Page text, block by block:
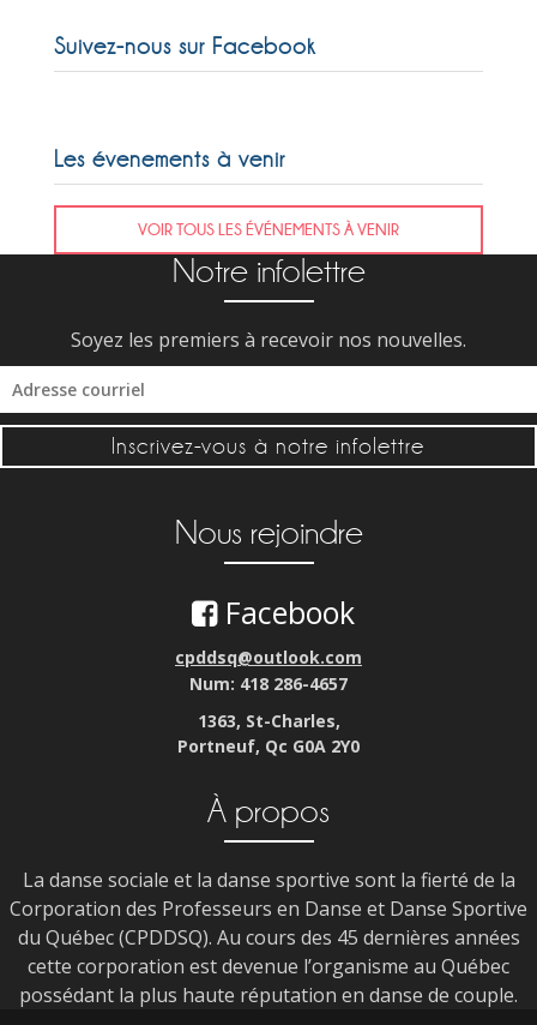
Suivez-nous sur Facebook
Les évenements à venir
VOIR TOUS LES ÉVÉNEMENTS À VENIR
Notre infolettre
Soyez les premiers à recevoir nos nouvelles.
Inscrivez-vous à notre infolettre
Nous rejoindre
Facebook
cpddsq@outlook.com
Num: 418 286-4657
1363, St-Charles,
Portneuf, Qc G0A 2Y0
À propos
La danse sociale et la danse sportive sont la fierté de la
Corporation des Professeurs en Danse et Danse Sportive
du Québec (CPDDSQ). Au cours des 45 dernières années
cette corporation est devenue l’organisme au Québec
possédant la plus haute réputation en danse de couple.